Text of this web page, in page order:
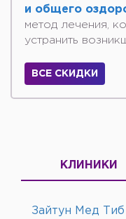
и общего
метод лечения,
устранить
ВСЕ СКИДКИ
КЛИНИКИ
Зайтун Мед Тиб